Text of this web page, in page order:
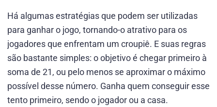
Há algumas estratégias que podem ser utilizadas
para ganhar o jogo, tornando-o atrativo para os
jogadores que enfrentam um croupiê. E suas regras
são bastante simples: o objetivo é chegar primeiro à
soma de 21, ou pelo menos se aproximar o máximo
possível desse número. Ganha quem conseguir esse
tento primeiro, sendo o jogador ou a casa.